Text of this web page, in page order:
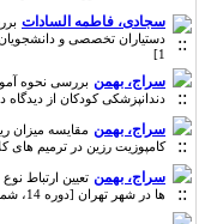
سجادی، فاطمه السادات
1]
سراج، بهمن بررسی نحوه
دندانپزشکی کودکان از دیدگاه
سراج، بهمن
کامپوزیت رزین در ترمیم های کلاس
سراج، بهمن
ها در شهر تهران [دوره 14، شماره 2]